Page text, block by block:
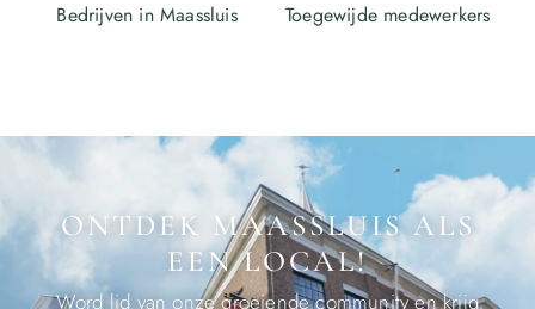
Bedrijven in Maassluis Toegewijde medewerkers
ONTDEK MAASSLUIS ALS
EEN LOCAL!
Word lid van onze groeiende community en krijg